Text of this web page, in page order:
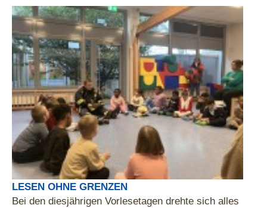
LESEN OHNE GRENZEN
Bei den diesjährigen Vorlesetagen drehte sich alles